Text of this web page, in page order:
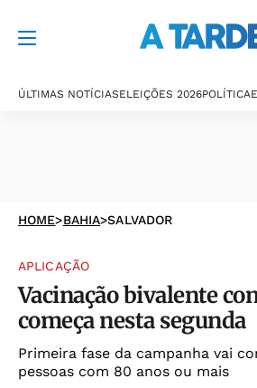
ÚLTIMAS NOTÍCIASELEIÇÕES 2026POLÍTICA
HOME>BAHIA>SALVADOR
APLICAÇÃO
Vacinação bivalente
começa nesta segunda
Primeira fase da campanha vai
pessoas com 80 anos ou mais